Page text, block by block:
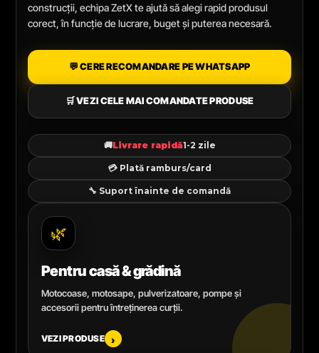
construcții, echipa ZetX te ajută să alegi rapid produsul
corect, în funcție de lucrare, buget și puterea necesară.
💬 CERE RECOMANDARE PE WHATSAPP
🛒 VEZI CELE MAI COMANDATE PRODUSE
🚚Livrare rapidă1-2 zile
💳 Plată ramburs/card
🔧 Suport înainte de comandă
🌿
Pentru casă & grădină
Motocoase, motosape, pulverizatoare, pompe și
accesorii pentru întreținerea curții.
VEZI PRODUSE ›